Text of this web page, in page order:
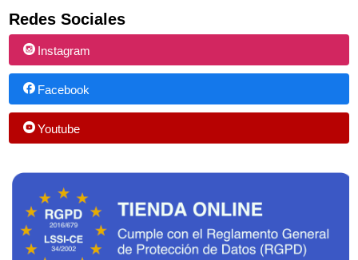
Redes Sociales
Instagram
Facebook
Youtube